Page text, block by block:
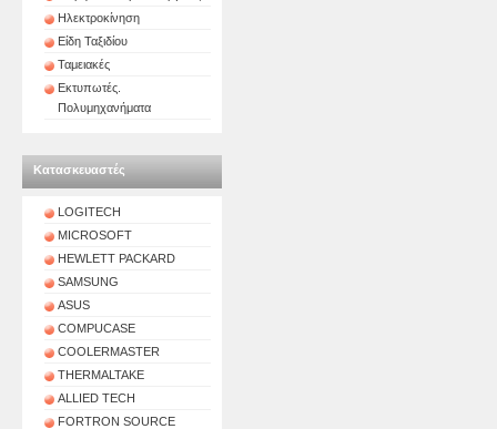
Ηλεκτροκίνηση
Είδη Ταξιδίου
Ταμειακές
Εκτυπωτές.
Πολυμηχανήματα
Κατασκευαστές
LOGITECH
MICROSOFT
HEWLETT PACKARD
SAMSUNG
ASUS
COMPUCASE
COOLERMASTER
THERMALTAKE
ALLIED TECH
FORTRON SOURCE